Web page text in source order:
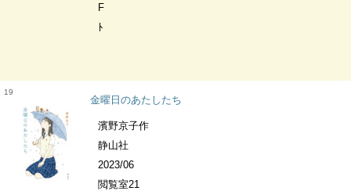
F
ﾄ
19
金曜日のあたしたち
濱野京子作
静山社
2023/06
閲覧室21